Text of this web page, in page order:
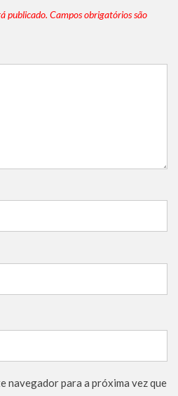
publicado. Campos obrigatórios são
navegador para a próxima vez que